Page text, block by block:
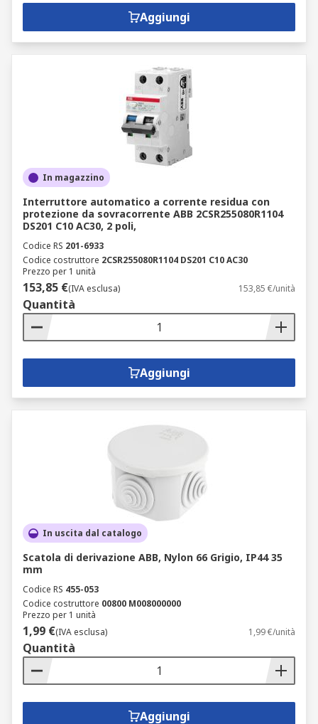
Aggiungi
In magazzino
Interruttore automatico a corrente residua con
protezione da sovracorrente ABB 2CSR255080R1104
DS201 C10 AC30, 2 poli,
Codice RS 201-6933
Codice costruttore 2CSR255080R1104 DS201 C10 AC30
Prezzo per 1 unità
153,85 €(IVA esclusa) 153,85 €/unità
Quantità
Aggiungi
In uscita dal catalogo
Scatola di derivazione ABB, Nylon 66 Grigio, IP44 35
mm
Codice RS 455-053
Codice costruttore 00800 M008000000
Prezzo per 1 unità
1,99 €(IVA esclusa) 1,99 €/unità
Quantità
Aggiungi